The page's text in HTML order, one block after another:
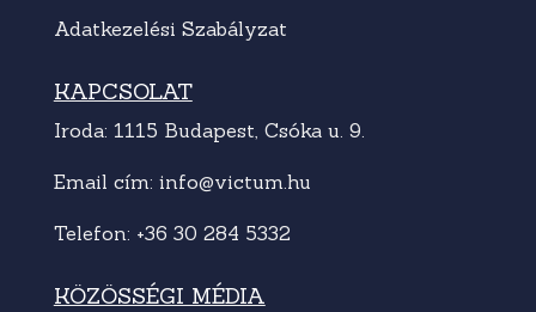
Adatkezelési Szabályzat
KAPCSOLAT
Iroda: 1115 Budapest, Csóka u. 9.
Email cím: info@victum.hu
Telefon: +36 30 284 5332
KÖZÖSSÉGI MÉDIA